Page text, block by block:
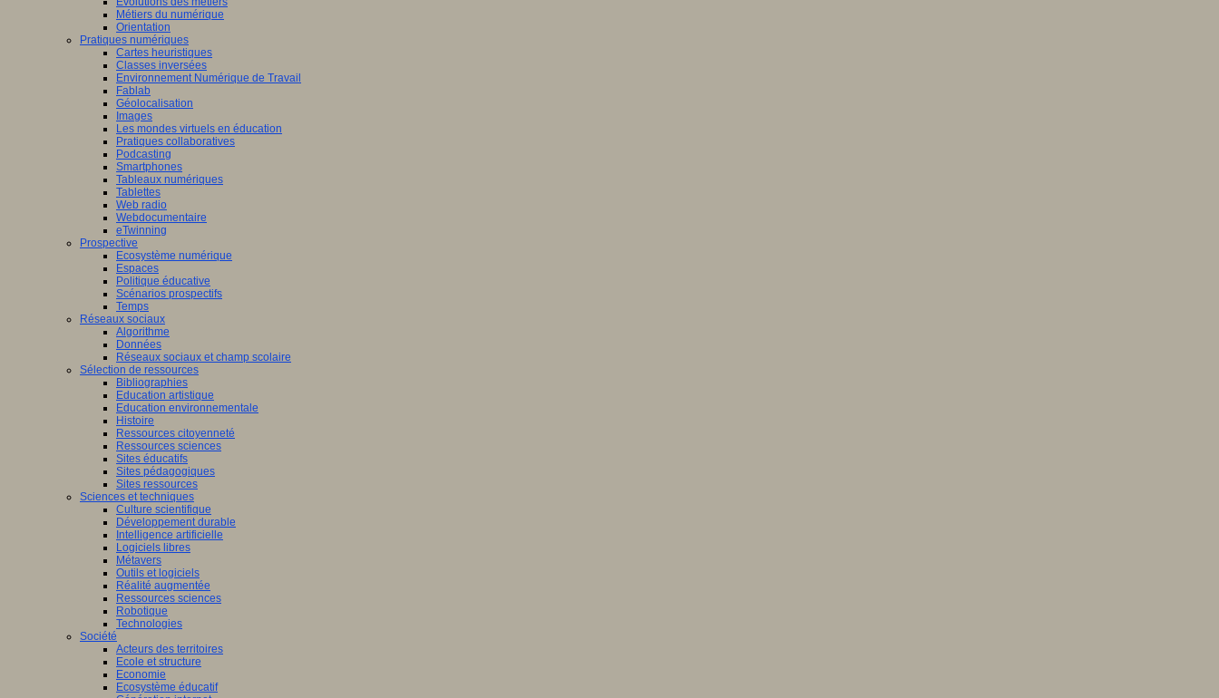
Métiers du numérique
Orientation
Pratiques numériques
Cartes heuristiques
Classes inversées
Environnement Numérique de Travail
Fablab
Géolocalisation
Images
Les mondes virtuels en éducation
Pratiques collaboratives
Podcasting
Smartphones
Tableaux numériques
Tablettes
Web radio
Webdocumentaire
eTwinning
Prospective
Ecosystème numérique
Espaces
Politique éducative
Scénarios prospectifs
Temps
Réseaux sociaux
Algorithme
Données
Réseaux sociaux et champ scolaire
Sélection de ressources
Bibliographies
Education artistique
Education environnementale
Histoire
Ressources citoyenneté
Ressources sciences
Sites éducatifs
Sites pédagogiques
Sites ressources
Sciences et techniques
Culture scientifique
Développement durable
Intelligence artificielle
Logiciels libres
Métavers
Outils et logiciels
Réalité augmentée
Ressources sciences
Robotique
Technologies
Société
Acteurs des territoires
Ecole et structure
Economie
Ecosystème éducatif